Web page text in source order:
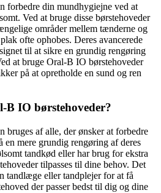
forbedre din mundhygiejne ved at
Ved at bruge disse børstehoveder
områder mellem tænderne og
ofte ophobes. Deres avancerede
til at sikre en grundig rengøring
at bruge Oral-B IO børstehoveder
på at opretholde en sund og ren
B IO børstehoveder?
bruges af alle, der ønsker at forbedre
en mere grundig rengøring af deres
tandkød eller har brug for ekstra
tilpasses til dine behov. Det
tandlæge eller tandplejer for at få
der passer bedst til dig og dine